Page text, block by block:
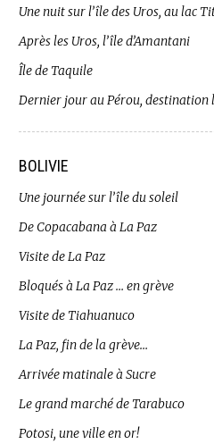
Une nuit sur l’île des Uros, au lac
Après les Uros, l’île d’Amantani
Île de Taquile
Dernier jour au Pérou, destination
BOLIVIE
Une journée sur l’île du soleil
De Copacabana à La Paz
Visite de La Paz
Bloqués à La Paz … en grève
Visite de Tiahuanuco
La Paz, fin de la grève…
Arrivée matinale à Sucre
Le grand marché de Tarabuco
Potosi, une ville en or!